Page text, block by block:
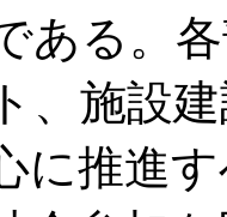
ある。
、施設
に推進